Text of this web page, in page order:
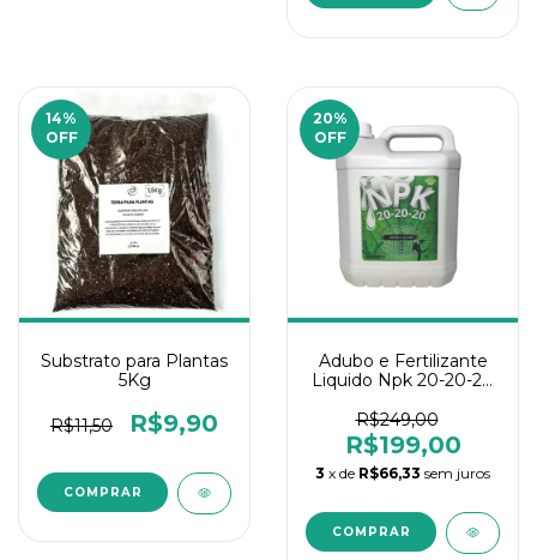
14%
OFF
Substrato para Plantas
5Kg
R$11,50 R$9,90
20%
OFF
Adubo e Fertilizante
Liquido Npk 20-20-20
Vet
R$249,00
R$199,00
3 x de R$66,33 sem juros